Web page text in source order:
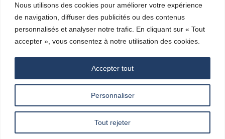
Nous utilisons des cookies pour améliorer votre expérience
de navigation, diffuser des publicités ou des contenus
personnalisés et analyser notre trafic. En cliquant sur « Tout
accepter », vous consentez à notre utilisation des cookies.
Personnaliser
Tout rejeter
Accepter tout
Réseaux sociaux
SUNSAV–Mentions Légales–Politique de